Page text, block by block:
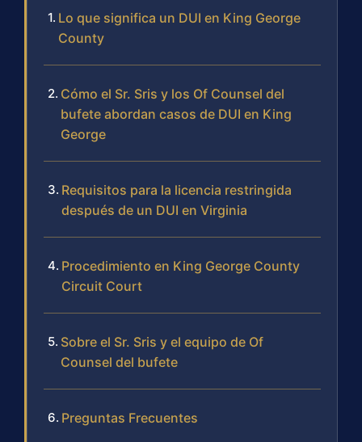
Lo que significa un DUI en King George
County
Cómo el Sr. Sris y los Of Counsel del
bufete abordan casos de DUI en King
George
Requisitos para la licencia restringida
después de un DUI en Virginia
Procedimiento en King George County
Circuit Court
Sobre el Sr. Sris y el equipo de Of
Counsel del bufete
Preguntas Frecuentes